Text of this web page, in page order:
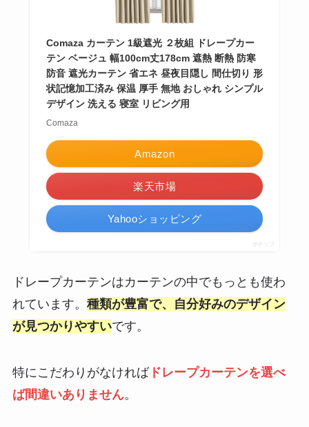
Comaza カーテン 1級遮光 ２枚組 ドレープカー
テン ベージュ 幅100cm丈178cm 遮熱 断熱 防寒
防音 遮光カーテン 省エネ 昼夜目隠し 間仕切り 形
状記憶加工済み 保温 厚手 無地 おしゃれ シンプル
デザイン 洗える 寝室 リビング用
Comaza
Amazon
楽天市場
Yahooショッピング
ポチップ
ドレープカーテンはカーテンの中でもっとも使わ
れています。 種類が豊富で、自分好みのデザイン
が見つかりやすいです。
特にこだわりがなければドレープカーテンを選べ
ば間違いありません。